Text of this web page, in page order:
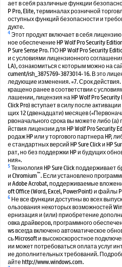
ает в себя различные функции
P Pro, Elite, терминалах розничной
оступных функций безопасности и
дукте.
4Этот продукт включает в себя
ное обеспечение HP Wolf Pro Security
P Sure Sense Pro. ПО HP Wolf Pro Security
и с условиями лицензионного
LA), ознакомиться с которым можно на
cument/ish_3875769-3873014-16. В это
ледующие изменения. «7. Срок
кращено ранее в соответствии с
лашении, лицензия на HP Wolf Pro Security
Click Pro) вступает в силу после
щих 12 (двенадцати) месяцев
рвоначального срока вы можете либо
йствия лицензии для HP Wolf Pro Security
родаж HP или у торгового партнера HP,
е стандартных версий HP Sure Click и HP
рат, но без поддержки HP и будущих
ния».
5Технология HP Sure Click поддерживает
и Chromium™. Если установлено
и Adobe Acrobat, поддерживаемые
oft Office (Word, Excel, PowerPoint) и файлы
6 Не все функции доступны во всех
ользования некоторых возможностей
ернизация и (или) приобретение
овка драйверов, программного
ws всегда включено автоматическое
сь Microsoft и высокоскоростное
ии может потребоваться оплата услуг
ие дополнительных требований.
айте http://www.windows.com.